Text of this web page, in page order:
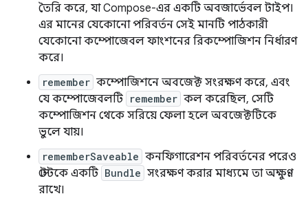
তৈরি করে, যা Compose-এর একটি অবজার্ভেবল টাইপ।
এর মানের যেকোনো পরিবর্তন সেই মানটি পাঠকারী
যেকোনো কম্পোজেবল ফাংশনের রিকম্পোজিশন নির্ধারণ
করে।
remember কম্পোজিশনে অবজেক্ট সংরক্ষণ করে, এবং
যে কম্পোজেবলটি remember কল করেছিল, সেটি
কম্পোজিশন থেকে সরিয়ে ফেলা হলে অবজেক্টটিকে
ভুলে যায়।
rememberSaveable কনফিগারেশন পরিবর্তনের পরেও
স্টেটকে একটি Bundle সংরক্ষণ করার মাধ্যমে তা অক্ষুণ্ণ
রাখে।